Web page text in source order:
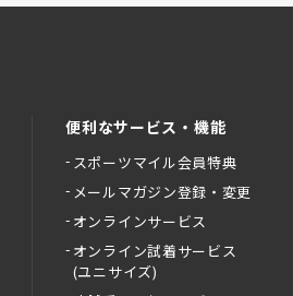
便利なサービス・機能
スポーツマイル会員特典
メールマガジン登録・変更
オンラインサービス
オンライン試着サービス
(ユニサイズ)